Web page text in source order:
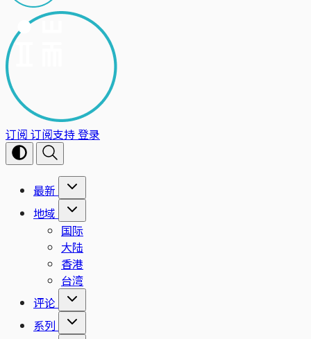
订阅 订阅支持登录
最新
地域
国际
大陆
香港
台湾
评论
系列